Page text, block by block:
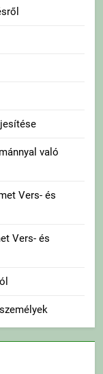
való
Vers- és
Vers- és